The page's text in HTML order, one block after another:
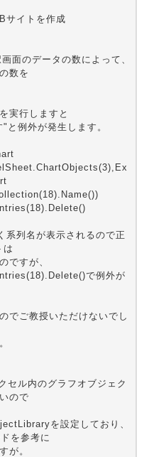
サイトを作成
面のデータの数によって、
数を
実行しますと
と例外が発生します。
系列名が表示されるので正
は
ですが、
で例外が
でご教授いただけないでし
セル内のグラフオブジェク
ので
を設定しており、
を参考に
が。